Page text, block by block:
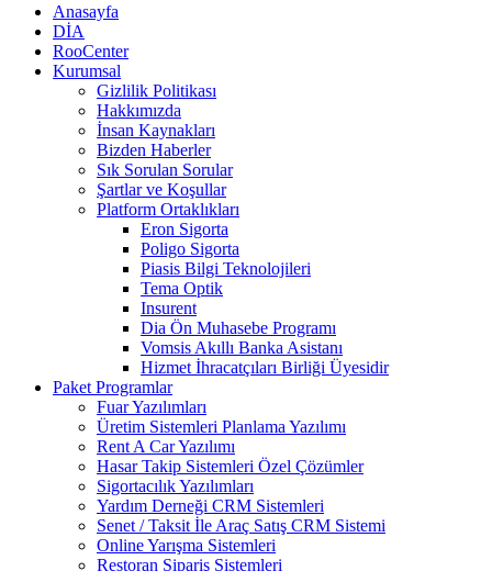
Anasayfa
DİA
RooCenter
Kurumsal
Gizlilik Politikası
Hakkımızda
İnsan Kaynakları
Bizden Haberler
Sık Sorulan Sorular
Şartlar ve Koşullar
Platform Ortaklıkları
Eron Sigorta
Poligo Sigorta
Piasis Bilgi Teknolojileri
Tema Optik
Insurent
Dia Ön Muhasebe Programı
Vomsis Akıllı Banka Asistanı
Hizmet İhracatçıları Birliği Üyesidir
Paket Programlar
Fuar Yazılımları
Üretim Sistemleri Planlama Yazılımı
Rent A Car Yazılımı
Hasar Takip Sistemleri Özel Çözümler
Sigortacılık Yazılımları
Yardım Derneği CRM Sistemleri
Senet / Taksit İle Araç Satış CRM Sistemi
Online Yarışma Sistemleri
Restoran Sipariş Sistemleri